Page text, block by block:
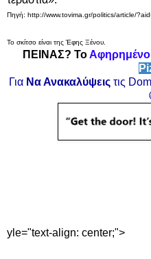
Πηγή: http://www.tovima.gr/politics/article/
Το σκίτσο είναι της Έφης Ξένου.
ΠΕΙΝΑΣ? ΤοΑφηρημένο
Για Να Ανακαλύψειςτις
yle="text-align: center;">